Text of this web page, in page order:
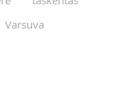
Varsuva